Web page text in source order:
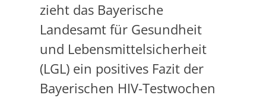
zieht das Bayerische
Landesamt für Gesundheit
und Lebensmittelsicherheit
(LGL) ein positives Fazit der
Bayerischen HIV-Testwochen